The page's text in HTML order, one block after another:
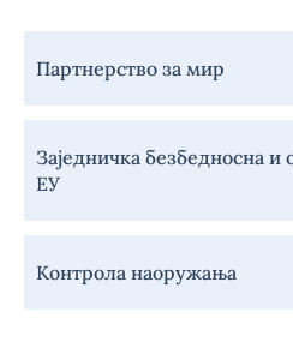
политика
Партнерство за мир
Заједничка безбедносна
ЕУ
Контрола наоружања